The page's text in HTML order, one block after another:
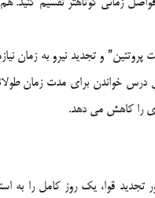
پروتئين” و تجديد نيرو به زمان
درس خواندن براي مدت زمان
را كاهش مي دهد.
تجديد قوا، يك روز كامل را به